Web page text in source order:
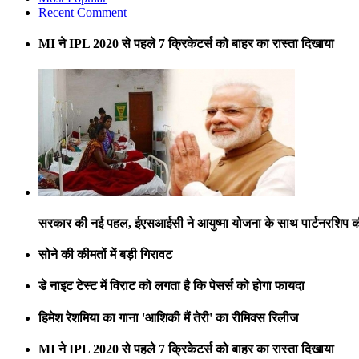
Recent Comment
MI ने IPL 2020 से पहले 7 क्रिकेटर्स को बाहर का रास्ता दिखाया
सरकार की नई पहल, ईएसआईसी ने आयुष्मा योजना के साथ पार्टनरशिप
सोने की कीमतों में बड़ी गिरावट
डे नाइट टेस्ट में विराट को लगता है कि पेसर्स को होगा फायदा
हिमेश रेशमिया का गाना 'आशिकी मैं तेरी' का रीमिक्स रिलीज
MI ने IPL 2020 से पहले 7 क्रिकेटर्स को बाहर का रास्ता दिखाया